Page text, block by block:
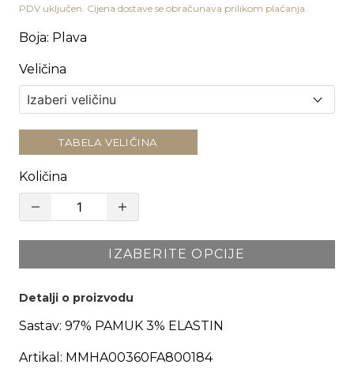
PDV uključen. Cijena dostave se obračunava prilikom plaćanja.
Boja: Plava
Veličina
TABELA VELIČINA
Količina
IZABERITE OPCIJE
Detalji o proizvodu
Sastav: 97% PAMUK 3% ELASTIN
Artikal: MMHA00360FA800184